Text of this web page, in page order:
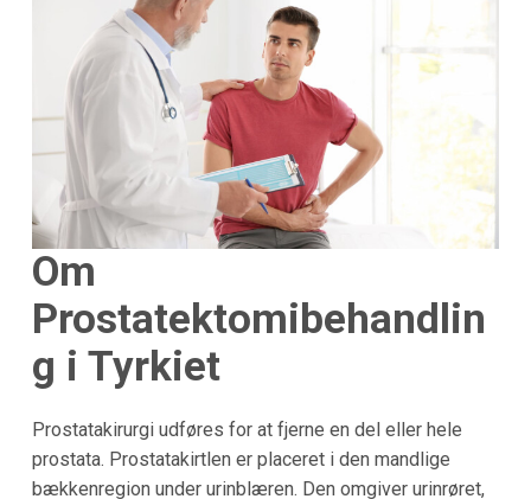
Om
Prostatektomibehandlin
g i Tyrkiet
Prostatakirurgi udføres for at fjerne en del eller hele
prostata. Prostatakirtlen er placeret i den mandlige
bækkenregion under urinblæren. Den omgiver urinrøret,